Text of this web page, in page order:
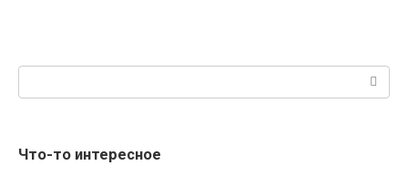
Что-то интересное